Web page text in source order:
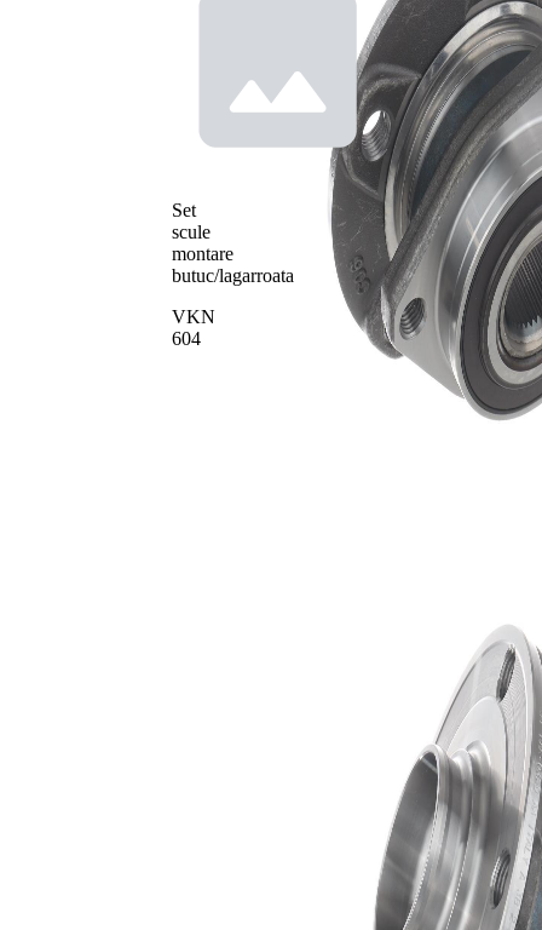
Set
scule
montare
butuc/lagarroata
VKN
604